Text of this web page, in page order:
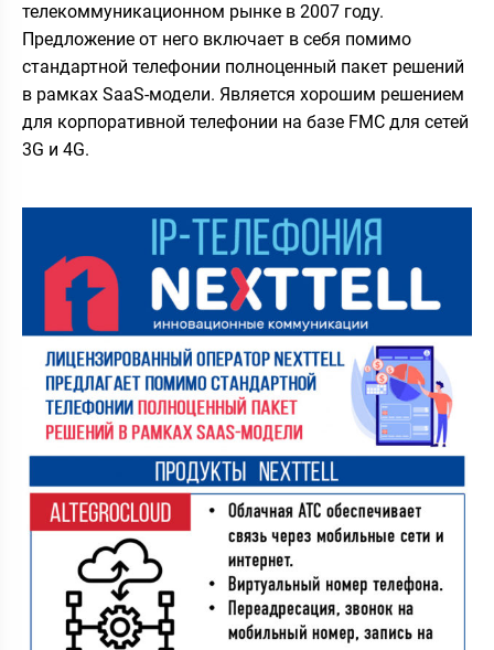
телекоммуникационном рынке в 2007 году.
Предложение от него включает в себя помимо
стандартной телефонии полноценный пакет решений
в рамках SaaS-модели. Является хорошим решением
для корпоративной телефонии на базе FMC для сетей
3G и 4G.